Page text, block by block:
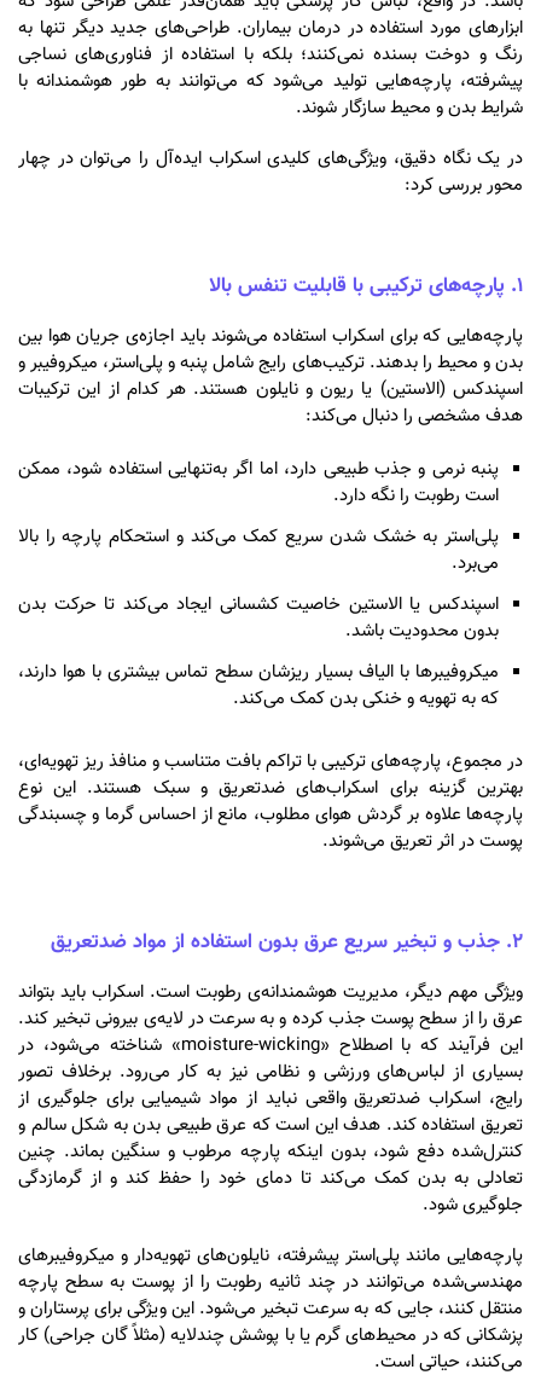
ابزارهای مورد استفاده در درمان بیماران. طراحی‌های جدید دیگر تنها به
رنگ و دوخت بسنده نمی‌کنند؛ بلکه با استفاده از فناوری‌های نساجی
پیشرفته، پارچه‌هایی تولید می‌شود که می‌توانند به طور هوشمندانه با
شرایط بدن و محیط سازگار شوند.
در یک نگاه دقیق، ویژگی‌های کلیدی اسکراب ایده‌آل را می‌توان در چهار
محور بررسی کرد:
۱. پارچه‌های ترکیبی با قابلیت تنفس بالا
پارچه‌هایی که برای اسکراب استفاده می‌شوند باید اجازه‌ی جریان هوا بین
بدن و محیط را بدهند. ترکیب‌های رایج شامل پنبه و پلی‌استر، میکروفیبر و
اسپندکس (الاستین) یا ریون و نایلون هستند. هر کدام از این ترکیبات
هدف مشخصی را دنبال می‌کند:
پنبه نرمی و جذب طبیعی دارد، اما اگر به‌تنهایی استفاده شود، ممکن
است رطوبت را نگه دارد.
پلی‌استر به خشک شدن سریع کمک می‌کند و استحکام پارچه را بالا
می‌برد.
اسپندکس یا الاستین خاصیت کشسانی ایجاد می‌کند تا حرکت بدن
بدون محدودیت باشد.
میکروفیبرها با الیاف بسیار ریزشان سطح تماس بیشتری با هوا دارند،
که به تهویه و خنکی بدن کمک می‌کند.
در مجموع، پارچه‌های ترکیبی با تراکم بافت متناسب و منافذ ریز تهویه‌ای،
بهترین گزینه برای اسکراب‌های ضدتعریق و سبک هستند. این نوع
پارچه‌ها علاوه بر گردش هوای مطلوب، مانع از احساس گرما و چسبندگی
پوست در اثر تعریق می‌شوند.
۲. جذب و تبخیر سریع عرق بدون استفاده از مواد ضدتعریق
ویژگی مهم دیگر، مدیریت هوشمندانه‌ی رطوبت است. اسکراب باید بتواند
عرق را از سطح پوست جذب کرده و به سرعت در لایه‌ی بیرونی تبخیر کند.
این فرآیند که با اصطلاح «moisture-wicking» شناخته می‌شود، در
بسیاری از لباس‌های ورزشی و نظامی نیز به کار می‌رود. برخلاف تصور
رایج، اسکراب ضدتعریق واقعی نباید از مواد شیمیایی برای جلوگیری از
تعریق استفاده کند. هدف این است که عرق طبیعی بدن به شکل سالم و
کنترل‌شده دفع شود، بدون اینکه پارچه مرطوب و سنگین بماند. چنین
تعادلی به بدن کمک می‌کند تا دمای خود را حفظ کند و از گرمازدگی
جلوگیری شود.
پارچه‌هایی مانند پلی‌استر پیشرفته، نایلون‌های تهویه‌دار و میکروفیبرهای
مهندسی‌شده می‌توانند در چند ثانیه رطوبت را از پوست به سطح پارچه
منتقل کنند، جایی که به سرعت تبخیر می‌شود. این ویژگی برای پرستاران و
پزشکانی که در محیط‌های گرم یا با پوشش چندلایه (مثلاً گان جراحی) کار
می‌کنند، حیاتی است.